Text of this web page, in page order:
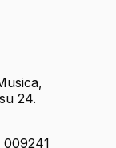
24.
009241